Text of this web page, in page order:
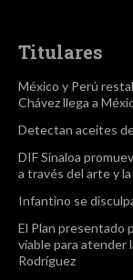
Titulares
México y Perú
Chávez llega a
Detectan aceites
DIF Sinaloa
a través del arte y
Infantino se
El Plan presentado
viable para atender
Rodríguez